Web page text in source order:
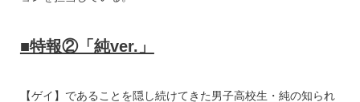
■特報②「純ver.」
【ゲイ】であることを隠し続けてきた男子高校生・純の知られ